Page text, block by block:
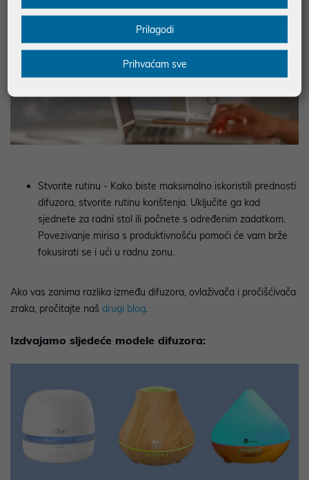
Stvorite rutinu - Kako biste maksimalno iskoristili prednosti
difuzora, stvorite rutinu korištenja. Uključite ga kad
sjednete za radni stol ili počnete s određenim zadatkom.
Povezivanje mirisa s produktivnošću pomoći će vam brže
fokusirati se i ući u radnu zonu.
Ako vas zanima razlika između difuzora, ovlaživača i pročišćivača
zraka, pročitajte naš drugi blog.
Izdvajamo sljedeće modele difuzora:
Prilagodi
Prihvaćam sve